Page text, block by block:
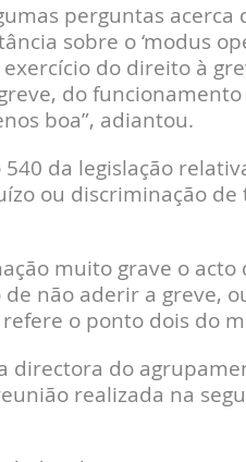
perguntas
sobre o ‘modus
do direito à
do
boa”, adiantou.
da legislação
ou discriminação
muito grave o
não aderir a greve,
o ponto dois do
directora do
realizada na